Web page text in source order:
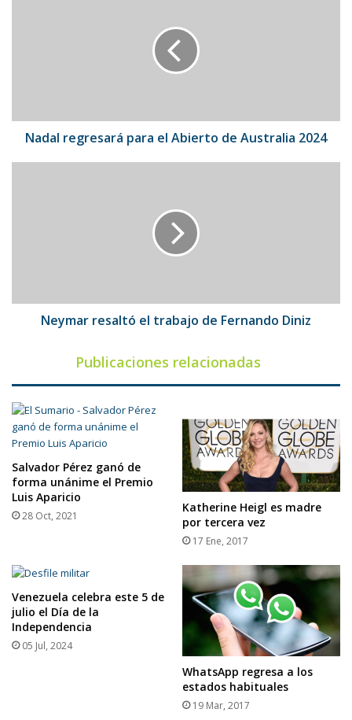
Nadal regresará para el Abierto de Australia 2024
Neymar resaltó el trabajo de Fernando Diniz
Publicaciones relacionadas
Salvador Pérez ganó de
forma unánime el Premio
Luis Aparicio
28 Oct, 2021
Katherine Heigl es madre
por tercera vez
17 Ene, 2017
Venezuela celebra este 5 de
julio el Día de la
Independencia
05 Jul, 2024
WhatsApp regresa a los
estados habituales
19 Mar, 2017